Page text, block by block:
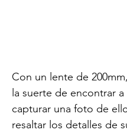
Con un lente de
la suerte de encontrar
capturar una foto de
resaltar los detalles de